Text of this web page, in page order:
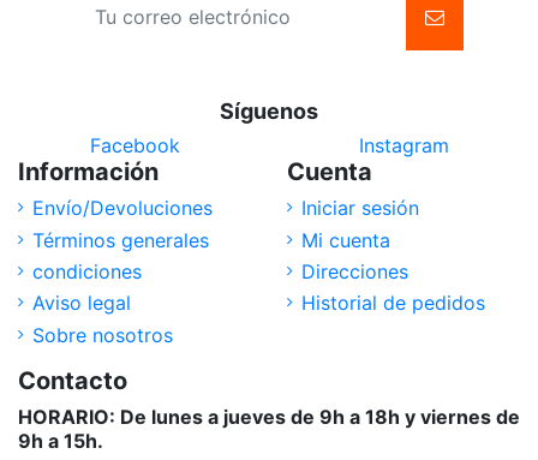
Síguenos
Facebook Instagram
Información
Envío/Devoluciones
Términos generales
condiciones
Aviso legal
Sobre nosotros
Cuenta
Iniciar sesión
Mi cuenta
Direcciones
Historial de pedidos
Contacto
HORARIO: De lunes a jueves de 9h a 18h y viernes de
9h a 15h.